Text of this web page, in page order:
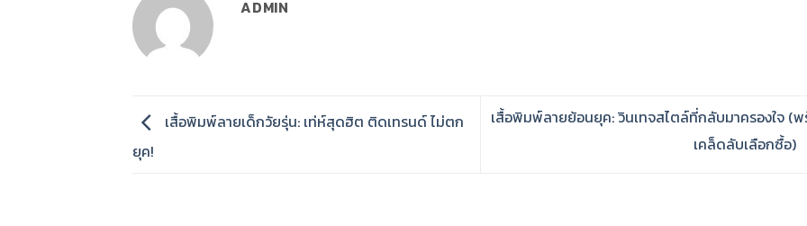
ADMIN
เสื้อพิมพ์ลายเด็กวัยรุ่น: เท่ห์สุดฮิต ติดเทรนด์ ไม่ตก
ยุค!
เสื้อพิมพ์ลายย้อนยุค: วินเทจสไตล์ที่กลับมาครองใจ (
เคล็ดลับเลือกซื้อ)